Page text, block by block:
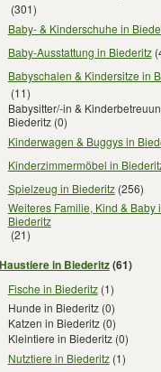
(301)
Baby- & Kinderschuhe in
Baby-Ausstattung in Biederitz
Babyschalen & Kindersitze in
(11)
Babysitter/-in &
Biederitz(0)
Kinderwagen & Buggys in
Kinderzimmermöbel in
Spielzeug in Biederitz(256)
Weiteres Familie, Kind & Baby
Biederitz
(21)
Haustiere in Biederitz(61)
Fische in Biederitz(1)
Hunde in Biederitz(0)
Katzen in Biederitz(0)
Kleintiere in Biederitz(0)
Nutztiere in Biederitz(1)